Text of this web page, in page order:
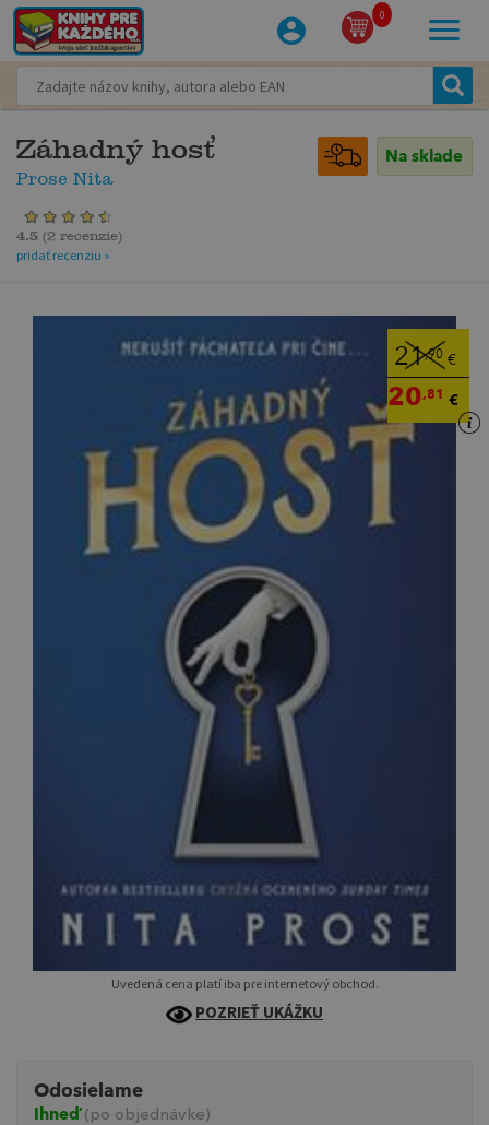
0
Záhadný hosť
Prose Nita
Na sklade
4.5 (2 recenzie)
pridať recenziu »
21,90 €
20,81 €
Uvedená cena platí iba pre internetový obchod.
POZRIEŤ UKÁŽKU
Odosielame
Ihneď(po objednávke)